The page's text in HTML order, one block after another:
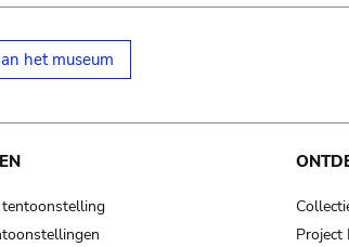
het museum
tentoonstelling
Project